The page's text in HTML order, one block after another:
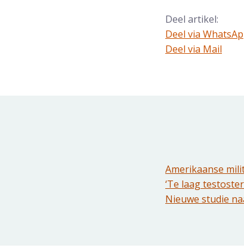
Deel artikel:
Deel via
Deel dit via
Deel via Mail
Amerikaanse
‘Te laag
Nieuwe studie